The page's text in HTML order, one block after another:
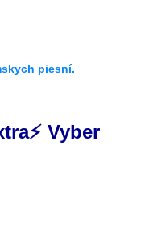
piesní.
Vyber